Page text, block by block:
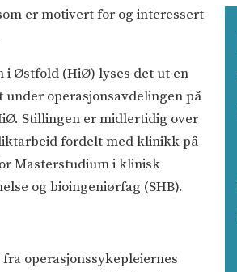
er motivert for og interessert
i Østfold (HiØ) lyses det ut en
operasjonsavdelingen på
Stillingen er midlertidig over
fordelt med klinikk på
Masterstudium i klinisk
og bioingeniørfag (SHB).
operasjonssykepleiernes